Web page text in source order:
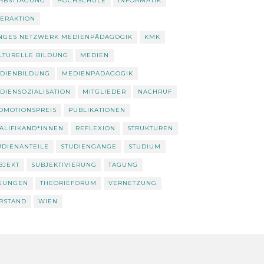
NETZWERK MEDIENPÄDAGOGIK KMK
BILDUNG MEDIEN
MEDIENPÄDAGOGIK
MITGLIEDER NACHRUF
PUBLIKATIONEN
REFLEXION STRUKTUREN
STUDIENGÄNGE STUDIUM
SUBJEKTIVIERUNG TAGUNG
THEORIEFORUM VERNETZUNG
WIEN